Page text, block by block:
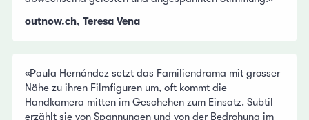
outnow.ch, Teresa Vena
«Paula Hernández setzt das Familiendrama mit grosser
Nähe zu ihren Filmfiguren um, oft kommt die
Handkamera mitten im Geschehen zum Einsatz. Subtil
erzählt sie von Spannungen und von der Bedrohung im